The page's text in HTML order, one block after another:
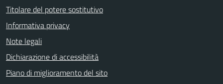
Titolare del potere sostitutivo
Informativa privacy
Note legali
Dichiarazione di accessibilità
Piano di miglioramento del sito